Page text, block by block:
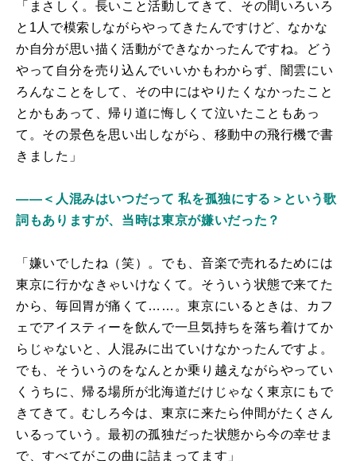
「まさしく。長いこと活動してきて、その間いろいろ
と1人で模索しながらやってきたんですけど、なかな
か自分が思い描く活動ができなかったんですね。どう
やって自分を売り込んでいいかもわからず、闇雲にい
ろんなことをして、その中にはやりたくなかったこと
とかもあって、帰り道に悔しくて泣いたこともあっ
て。その景色を思い出しながら、移動中の飛行機で書
きました」
――＜人混みはいつだって 私を孤独にする＞という歌
詞もありますが、当時は東京が嫌いだった？
「嫌いでしたね（笑）。でも、音楽で売れるためには
東京に行かなきゃいけなくて。そういう状態で来てた
から、毎回胃が痛くて……。東京にいるときは、カフ
ェでアイスティーを飲んで一旦気持ちを落ち着けてか
らじゃないと、人混みに出ていけなかったんですよ。
でも、そういうのをなんとか乗り越えながらやってい
くうちに、帰る場所が北海道だけじゃなく東京にもで
きてきて。むしろ今は、東京に来たら仲間がたくさん
いるっていう。最初の孤独だった状態から今の幸せま
で、すべてがこの曲に詰まってます」